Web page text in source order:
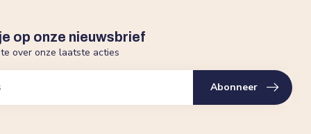
op onze nieuwsbrief
over onze laatste acties
Abonneer